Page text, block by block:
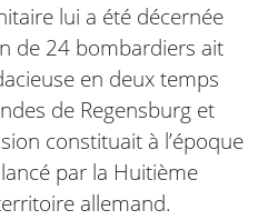
lui a été décernée
de 24 bombardiers ait
en deux temps
de Regensburg et
constituait à l’époque
par la Huitième
allemand.